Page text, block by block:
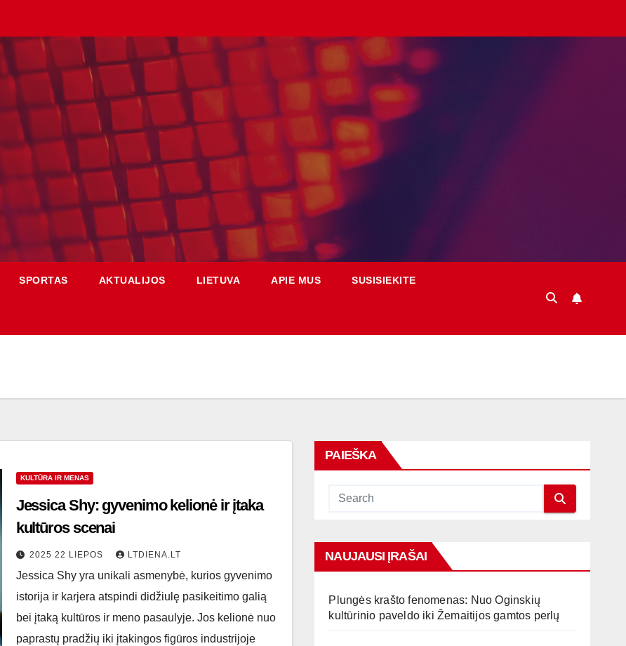
SPORTAS AKTUALIJOS LIETUVA APIE MUS SUSISIEKITE
KULTŪRA IR MENAS
Jessica Shy: gyvenimo kelionė ir įtaka
kultūros scenai
2025 22 LIEPOS LTDIENA.LT
Jessica Shy yra unikali asmenybė, kurios gyvenimo
istorija ir karjera atspindi didžiulę pasikeitimo galią
bei įtaką kultūros ir meno pasaulyje. Jos kelionė nuo
paprastų pradžių iki įtakingos figūros industrijoje
PAIEŠKA
NAUJAUSI ĮRAŠAI
Plungės krašto fenomenas: Nuo Oginskių
kultūrinio paveldo iki Žemaitijos gamtos perlų